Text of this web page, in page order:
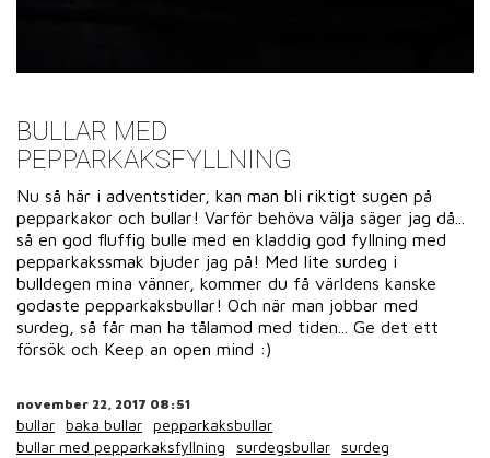
BULLAR MED
PEPPARKAKSFYLLNING
Nu så här i adventstider, kan man bli riktigt sugen på
pepparkakor och bullar! Varför behöva välja säger jag då...
så en god fluffig bulle med en kladdig god fyllning med
pepparkakssmak bjuder jag på! Med lite surdeg i
bulldegen mina vänner, kommer du få världens kanske
godaste pepparkaksbullar! Och när man jobbar med
surdeg, så får man ha tålamod med tiden... Ge det ett
försök och Keep an open mind :)
november 22, 2017 08:51
bullar baka bullar pepparkaksbullar
bullar med pepparkaksfyllning
surdegsbullar
surdeg